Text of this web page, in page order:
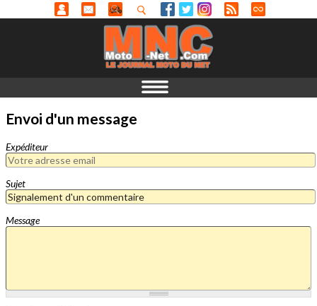
Envoi d'un message
Expéditeur
Sujet
Message